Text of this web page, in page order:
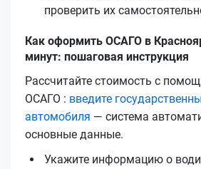
проверить их
Как оформить ОСАГО в
минут: пошаговая инструкция
Рассчитайте стоимость с
ОСАГО : введите
автомобиля — система
основные данные.
Укажите информацию о